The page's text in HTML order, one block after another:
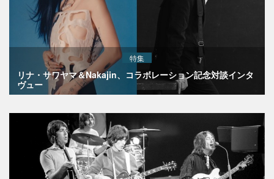
特集
リナ・サワヤマ＆Nakajin、コラボレーション記念対談インタ
ヴュー